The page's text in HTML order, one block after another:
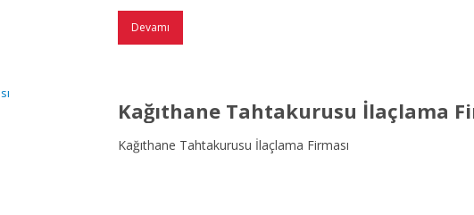
Devamı
Kağıthane Tahtakurusu İlaçlama
Kağıthane Tahtakurusu İlaçlama Firması